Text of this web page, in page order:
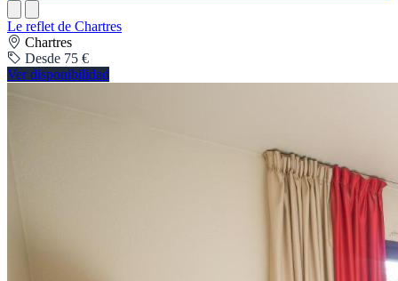
Le reflet de Chartres
Chartres
Desde 75 €
Ver disponibilidad